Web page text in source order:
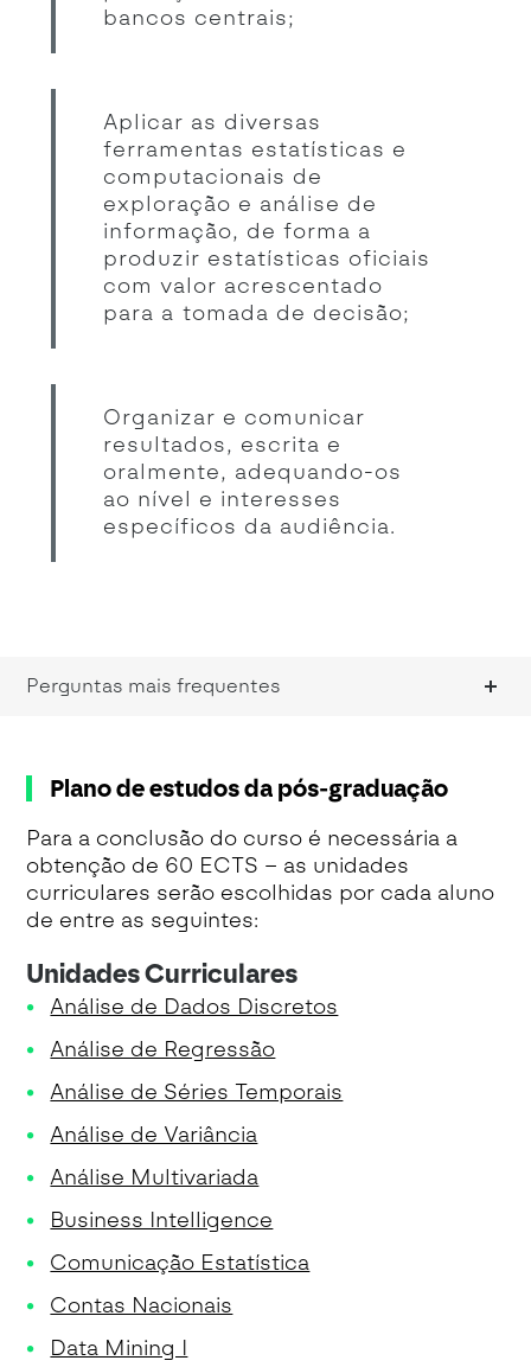
bancos centrais;
Aplicar as diversas
ferramentas estatísticas e
computacionais de
exploração e análise de
informação, de forma a
produzir estatísticas oficiais
com valor acrescentado
para a tomada de decisão;
Organizar e comunicar
resultados, escrita e
oralmente, adequando-os
ao nível e interesses
específicos da audiência.
Perguntas mais frequentes
Plano de estudos da pós-graduação
Para a conclusão do curso é necessária a
obtenção de 60 ECTS – as unidades
curriculares serão escolhidas por cada aluno
de entre as seguintes:
Unidades Curriculares
Análise de Dados Discretos
Análise de Regressão
Análise de Séries Temporais
Análise de Variância
Análise Multivariada
Business Intelligence
Comunicação Estatística
Contas Nacionais
Data Mining I